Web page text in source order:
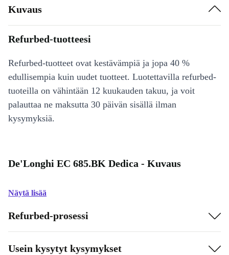
Kuvaus
Refurbed-tuotteesi
Refurbed-tuotteet ovat kestävämpiä ja jopa 40 %
edullisempia kuin uudet tuotteet. Luotettavilla refurbed-
tuoteilla on vähintään 12 kuukauden takuu, ja voit
palauttaa ne maksutta 30 päivän sisällä ilman
kysymyksiä.
De'Longhi EC 685.BK Dedica - Kuvaus
Näytä lisää
Refurbed-prosessi
Usein kysytyt kysymykset